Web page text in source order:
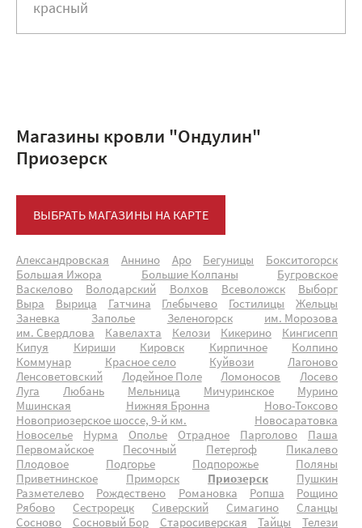
красный
Магазины кровли "Ондулин"
Приозерск
ВЫБРАТЬ МАГАЗИНЫ НА КАРТЕ
Александровская Аннино Аро Бегуницы
Бокситогорск
Большая Ижора
Большие Колпаны
Бугровское
Васкелово
Володарский Волхов Всеволожск
Выборг
Выра
Вырица Гатчина Глебычево Гостилицы
Жельцы
Заневка
Заполье Зеленогорск
им. Морозова
им. Свердлова
Кавелахта Келози Кикерино
Кингисепп
Кипуя
Кириши Кировск Кирпичное
Колпино
Коммунар
Красное село Куйвози
Лагоново
Ленсоветовский
Лодейное Поле Ломоносов
Лосево
Луга
Любань Мельница Мичуринское
Мурино
Мшинская
Нижняя Бронна
Ново-Токсово
Новоприозерское шоссе, 9-й км.
Новосаратовка
Новоселье
Нурма Ополье Отрадное Парголово
Паша
Первомайское
Песочный Петергоф
Пикалево
Плодовое
Подгорье Подпорожье
Поляны
Приветнинское
Приморск Приозерск
Пушкин
Разметелево
Рождествено Романовка Ропша
Рощино
Рябово
Сестрорецк Сиверский Симагино
Сланцы
Сосново
Сосновый Бор Старосиверская Тайцы Телези